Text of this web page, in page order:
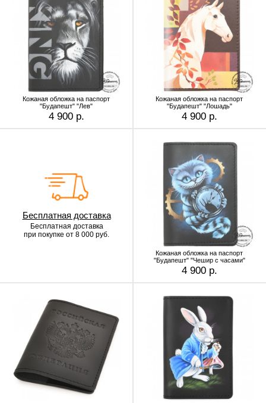
Кожаная обложка на паспорт
"Будапешт" "Лев"
4 900 р.
Кожаная обложка на паспорт
"Будапешт" "Лошадь"
4 900 р.
Бесплатная доставка
Бесплатная доставка
при покупке от 8 000 руб.
Кожаная обложка на паспорт
"Будапешт" "Чешир с часами"
4 900 р.